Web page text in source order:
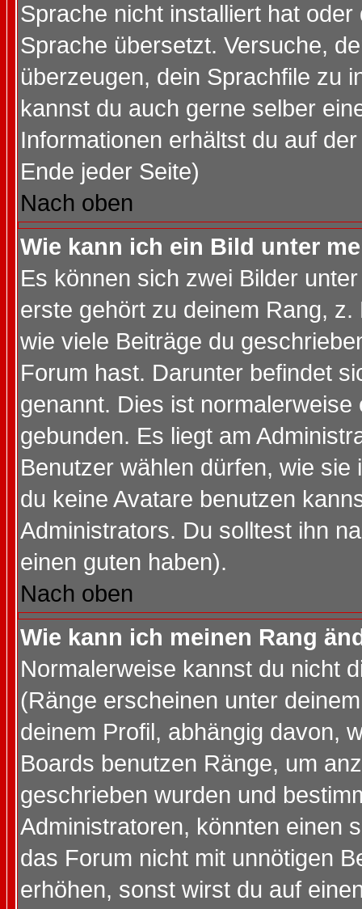
Sprache nicht installiert hat
Sprache übersetzt. Versuche,
überzeugen, dein Sprachfile zu
kannst du auch gerne selber
Informationen erhältst du auf
Ende jeder Seite)
Nach oben
Wie kann ich ein Bild unter
Es können sich zwei Bilder
erste gehört zu deinem Rang,
wie viele Beiträge du
Forum hast. Darunter befindet
genannt. Dies ist
gebunden. Es liegt am
Benutzer wählen dürfen, wie
du keine Avatare benutzen
Administrators. Du solltest ihn
einen guten haben).
Nach oben
Wie kann ich meinen Rang
Normalerweise kannst du nicht
(Ränge erscheinen unter
deinem Profil, abhängig davon,
Boards benutzen Ränge, um
geschrieben wurden und
Administratoren, könnten einen
das Forum nicht mit unnötigen
erhöhen, sonst wirst du auf